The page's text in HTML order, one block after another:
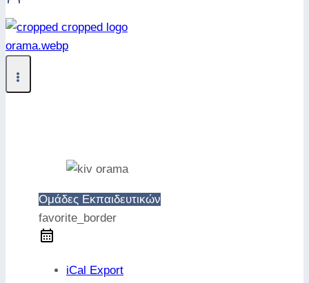
Ομάδες Εκπαιδευτικών
favorite_border
iCal Export